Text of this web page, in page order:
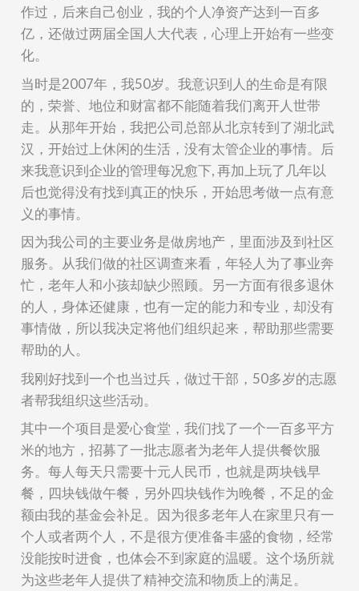
作过，后来自己创业 ，我的个人净资产达到一百多
亿 ，还做过两届全国人大代表，心理上开始有一些变
化。
当时是2007年，我50岁。我意识到人的生命是有限
的，荣誉 、地位和财富都不能随着我们离开人世带
走。从那年开始，我把公司总部从北京转到了湖北武
汉 ，开始过上休闲的生活 ，没有太管企业的事情。后
来我意识到企业的管理每况愈下,再加上玩了几年以
后也觉得没有找到真正的快乐，开始思考做一点有意
义的事情。
因为我公司的主要业务是做房地产，里面涉及到社区
服务。从我们做的社区调查来看，年轻人为了事业奔
忙，老年人和小孩却缺少照顾。 另一方面有很多退休
的人，身体还健康，也有一定的能力和专业 ，却没有
事情做，所以我决定将他们组织起来，帮助那些需要
帮助的人。
我刚好找到一个也当过兵，做过干部， 50多岁的志愿
者帮我组织这些活动。
其中一个项目是爱心食堂，我们找了一个一百多平方
米的地方，招募了一批志愿者为老年人提供餐饮服
务。每人每天只需要十元人民币，也就是两块钱早
餐，四块钱做午餐，另外四块钱作为晚餐 ，不足的金
额由我的基金会补足。因为很多老年人在家里只有一
个人或者两个人，不是很方便准备丰盛的食物，经常
没能按时进食，也体会不到家庭的温暖。这个场所就
为这些老年人提供了精神交流和物质上的满足。